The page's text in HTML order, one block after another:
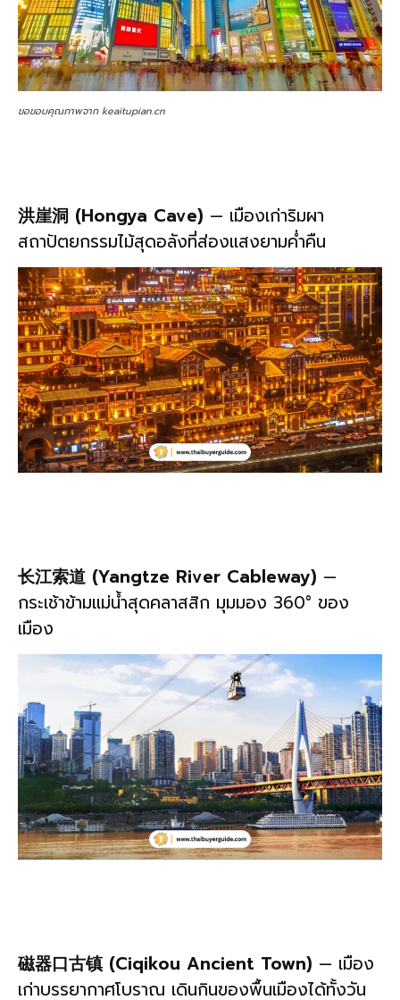
ขอขอบคุณภาพจาก keaitupian.cn
洪崖洞 (Hongya Cave) — เมืองเก่าริมผา
สถาปัตยกรรมไม้สุดอลังที่ส่องแสงยามค่ำคืน
长江索道 (Yangtze River Cableway) —
กระเช้าข้ามแม่น้ำสุดคลาสสิก มุมมอง 360° ของ
เมือง
磁器口古镇 (Ciqikou Ancient Town) — เมือง
เก่าบรรยากาศโบราณ เดินกินของพื้นเมืองได้ทั้งวัน